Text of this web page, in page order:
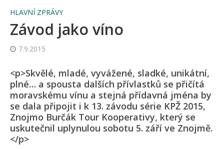
HLAVNÍ ZPRÁVY
Závod jako víno
7.9.2015
<p>Skvělé, mladé, vyvážené, sladké, unikátní,
plné… a spousta dalších přívlastků se přičítá
moravskému vínu a stejná přídavná jména by
se dala připojit i k 13. závodu série KPŽ 2015,
Znojmo Burčák Tour Kooperativy, který se
uskutečnil uplynulou sobotu 5. září ve Znojmě.
</p>